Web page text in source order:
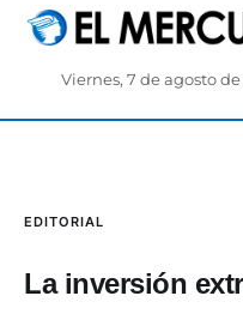
Viernes, 7 de agosto de
EDITORIAL
La inversión